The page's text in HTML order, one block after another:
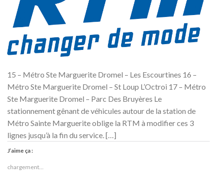
15 – Métro Ste Marguerite Dromel – Les Escourtines 16 –
Métro Ste Marguerite Dromel – St Loup L’Octroi 17 – Métro
Ste Marguerite Dromel – Parc Des Bruyères Le
stationnement gênant de véhicules autour de la station de
Métro Sainte Marguerite oblige la RTM à modifier ces 3
lignes jusqu’à la fin du service. […]
J’aime ça :
chargement…